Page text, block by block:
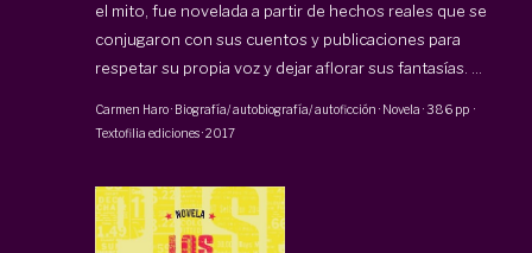
el mito, fue novelada a partir de hechos reales que se
conjugaron con sus cuentos y publicaciones para
respetar su propia voz y dejar aflorar sus fantasías. ...
Carmen Haro· Biografía/ autobiografía/ autoficción · Novela ·386 pp ·
Textofilia ediciones·2017